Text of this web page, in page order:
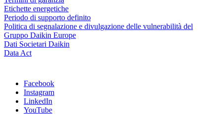
Etichette energetiche
Periodo di supporto definito
Politica di segnalazione e divulgazione delle vulnerabilità del
Gruppo Daikin Europe
Dati Societari Daikin
Data Act
Facebook
Instagram
LinkedIn
YouTube